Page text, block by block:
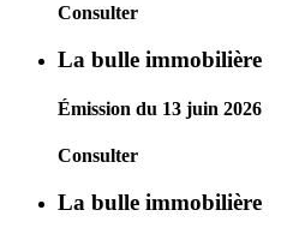
Consulter
La bulle immobilière
Émission du 13 juin 2026
Consulter
La bulle immobilière